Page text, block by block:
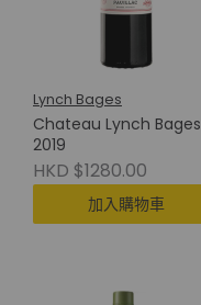
Lynch Bages
Chateau Lynch Bages
2019
HKD $1280.00
加入購物車